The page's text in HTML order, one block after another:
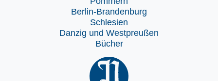
Berlin-Brandenburg
Schlesien
Danzig und Westpreußen
Bücher